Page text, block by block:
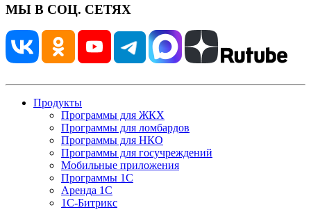
МЫ В СОЦ. СЕТЯХ
Продукты
Программы для ЖКХ
Программы для ломбардов
Программы для НКО
Программы для госучреждений
Мобильные приложения
Программы 1С
Аренда 1С
1С-Битрикс